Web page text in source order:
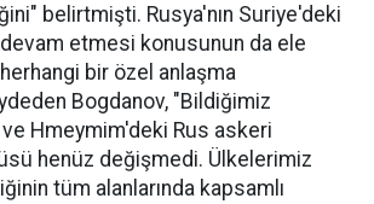
belirtmişti. Rusya'nın Suriye'deki
devam etmesi konusunun da ele
herhangi bir özel anlaşma
Bogdanov, "Bildiğimiz
ve Hmeymim'deki Rus askeri
henüz değişmedi. Ülkelerimiz
tüm alanlarında kapsamlı